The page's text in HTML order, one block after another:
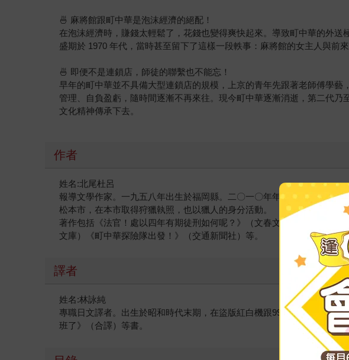
🍜 麻將館跟町中華是泡沫經濟的絕配！
在泡沫經濟時，賺錢太輕鬆了，花錢也變得爽快起來。導致町中華的外
盛期於 1970 年代，當時甚至留下了這樣一段軼事：麻將館的女主人與前
🍜 即便不是連鎖店，師徒的聯繫也不能忘！
早年的町中華並不具備大型連鎖店的規模，上京的青年先跟著老師傅學
管理、自負盈虧，隨時間逐漸不再來往。現今町中華逐漸消逝，第二代
文化精神傳承下去。
作者
姓名:北尾杜呂
報導文學作家。一九五八年出生於福岡縣。二〇一〇年年創辦報導文學
松本市，在本市取得狩獵執照，也以獵人的身分活動。
著作包括《法官！處以四年有期徒刑如何呢？》（文春文庫）《山邊的
文庫）《町中華探險隊出發！》（交通新聞社）等。
譯者
姓名:林詠純
專職日文譯者。出生於昭和時代末期，在盜版紅白機跟99合一卡匣流竄
班了》（合譯）等書。